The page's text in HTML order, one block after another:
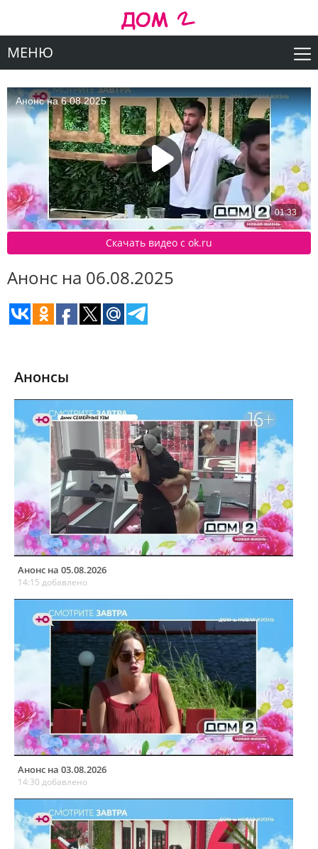
МЕНЮ
Скачать видео c ok.ru
Анонс на 06.08.2025
Анонсы
Анонс на 05.08.2026
14:15 добавлено
Анонс на 03.08.2026
14:30 добавлено